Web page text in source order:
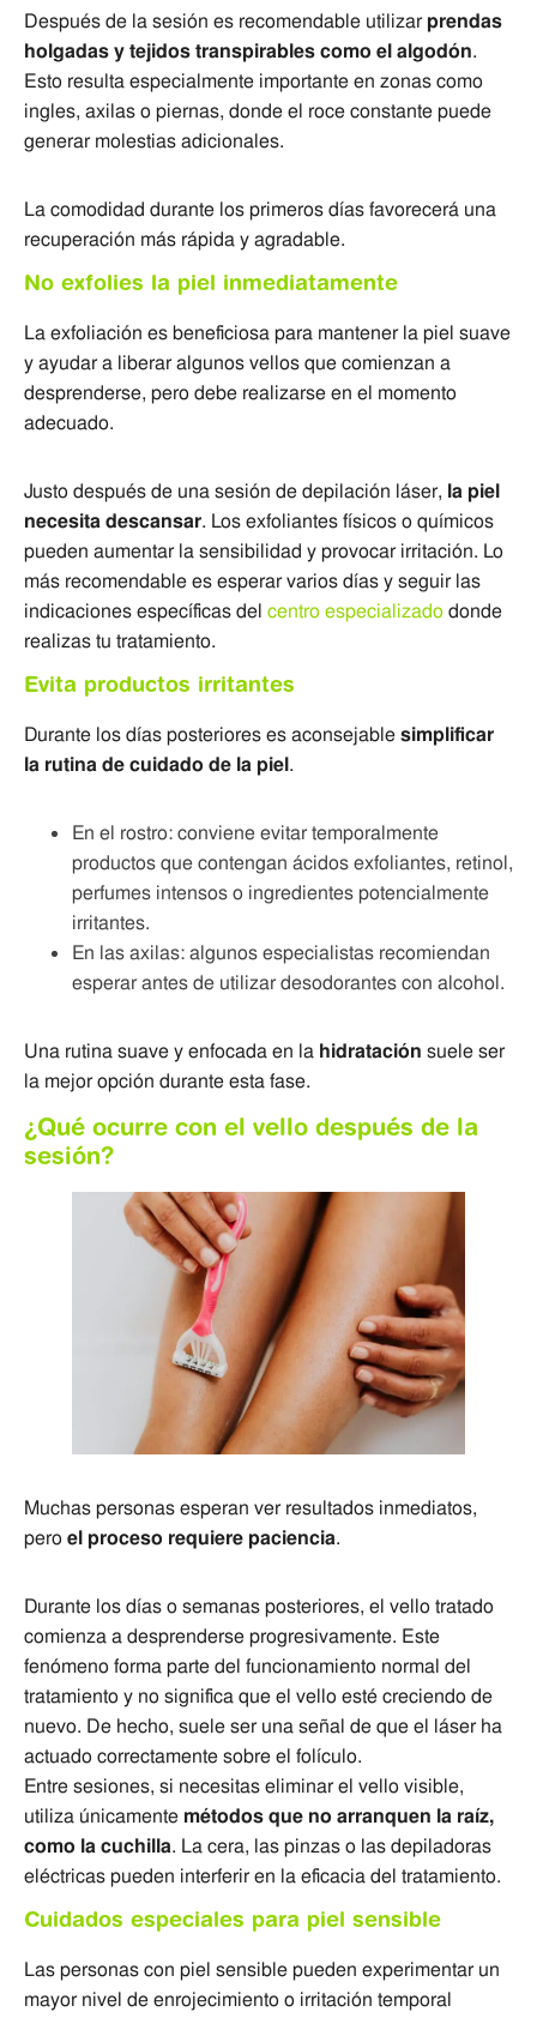
Después de la sesión es recomendable utilizarprendas
holgadas y tejidos transpirables como el algodón.
Esto resulta especialmente importante en zonas como
ingles, axilas o piernas, donde el roce constante puede
generar molestias adicionales.
La comodidad durante los primeros días favorecerá una
recuperación más rápida y agradable.
No exfolies la piel inmediatamente
La exfoliación es beneficiosa para mantener la piel suave
y ayudar a liberar algunos vellos que comienzan a
desprenderse, pero debe realizarse en el momento
adecuado.
Justo después de una sesión de depilación láser, la piel
necesita descansar. Los exfoliantes físicos o químicos
pueden aumentar la sensibilidad y provocar irritación. Lo
más recomendable es esperar varios días y seguir las
indicaciones específicas del centro especializadodonde
realizas tu tratamiento.
Evita productos irritantes
Durante los días posteriores es aconsejablesimplificar
la rutina de cuidado de la piel.
En el rostro: conviene evitar temporalmente
productos que contengan ácidos exfoliantes, retinol,
perfumes intensos o ingredientes potencialmente
irritantes.
En las axilas: algunos especialistas recomiendan
esperar antes de utilizar desodorantes con alcohol.
Una rutina suave y enfocada en la hidratación suele ser
la mejor opción durante esta fase.
¿Qué ocurre con el vello después de la
sesión?
Muchas personas esperan ver resultados inmediatos,
peroel proceso requiere paciencia.
Durante los días o semanas posteriores, el vello tratado
comienza a desprenderse progresivamente. Este
fenómeno forma parte del funcionamiento normal del
tratamiento y no significa que el vello esté creciendo de
nuevo. De hecho, suele ser una señal de que el láser ha
actuado correctamente sobre el folículo.
Entre sesiones, si necesitas eliminar el vello visible,
utiliza únicamente métodos que no arranquen la raíz,
como la cuchilla. La cera, las pinzas o las depiladoras
eléctricas pueden interferir en la eficacia del tratamiento.
Cuidados especiales para piel sensible
Las personas con piel sensible pueden experimentar un
mayor nivel de enrojecimiento o irritación temporal